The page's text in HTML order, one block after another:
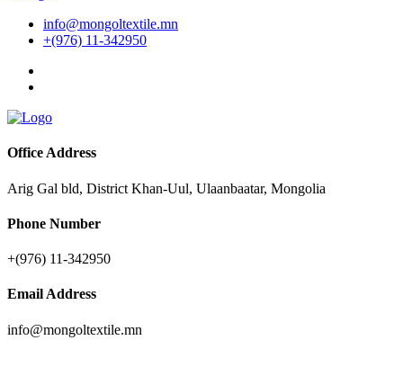
info@mongoltextile.mn
+(976) 11-342950
Office Address
Arig Gal bld, District Khan-Uul, Ulaanbaatar, Mongolia
Phone Number
+(976) 11-342950
Email Address
info@mongoltextile.mn